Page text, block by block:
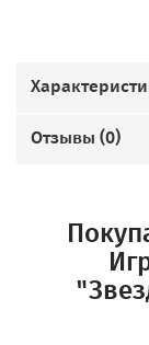
Отзывы (0)